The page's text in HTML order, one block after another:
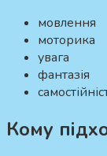
мовлення
моторика
увага
фантазія
Кому